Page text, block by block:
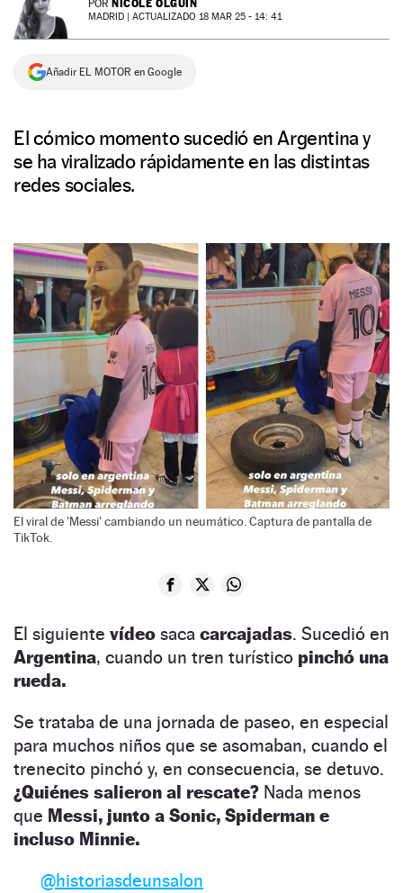
NEWSLETTER
SÍGUENOS
POR NICOLE OLGUÍN
MADRID | ACTUALIZADO 18 MAR 25 - 14: 41
Añadir EL MOTOR en Google
El cómico momento sucedió en Argentina y
se ha viralizado rápidamente en las distintas
redes sociales.
El viral de 'Messi' cambiando un neumático. Captura de pantalla de
TikTok.
El siguiente vídeo saca carcajadas. Sucedió en
Argentina, cuando un tren turístico pinchó una
rueda.
Se trataba de una jornada de paseo, en especial
para muchos niños que se asomaban, cuando el
trenecito pinchó y, en consecuencia, se detuvo.
¿Quiénes salieron al rescate? Nada menos
que Messi, junto a Sonic, Spiderman e
incluso Minnie.
@historiasdeunsalon